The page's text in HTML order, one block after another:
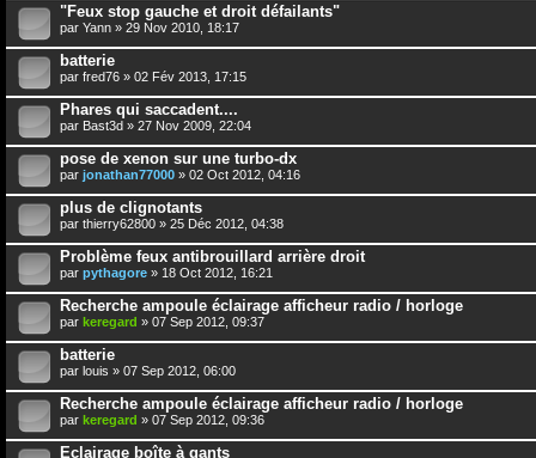
"Feux stop gauche et droit défailants"
par Yann » 29 Nov 2010, 18:17
batterie
par fred76 » 02 Fév 2013, 17:15
Phares qui saccadent....
par Bast3d » 27 Nov 2009, 22:04
pose de xenon sur une turbo-dx
par jonathan77000 » 02 Oct 2012, 04:16
plus de clignotants
par thierry62800 » 25 Déc 2012, 04:38
Problème feux antibrouillard arrière droit
par pythagore » 18 Oct 2012, 16:21
Recherche ampoule éclairage afficheur radio / horloge
par keregard » 07 Sep 2012, 09:37
batterie
par louis » 07 Sep 2012, 06:00
Recherche ampoule éclairage afficheur radio / horloge
par keregard » 07 Sep 2012, 09:36
Eclairage boîte à gants